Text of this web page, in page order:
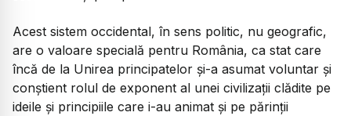
Acest sistem occidental, în sens politic, nu geografic,
are o valoare specială pentru România, ca stat care
încă de la Unirea principatelor și-a asumat voluntar și
conștient rolul de exponent al unei civilizații clădite pe
ideile și principiile care i-au animat și pe părinții